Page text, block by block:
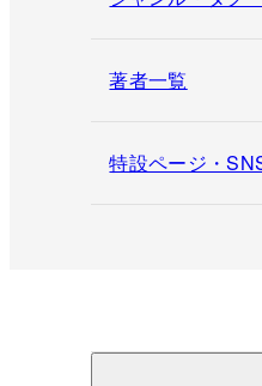
著者一覧
特設ページ・